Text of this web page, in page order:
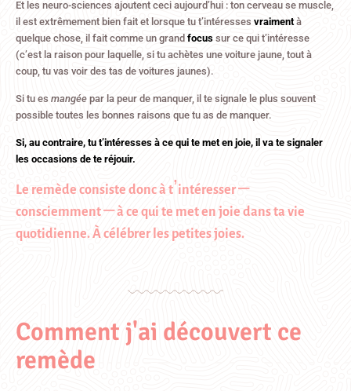
Et les neuro-sciences ajoutent ceci aujourd’hui : ton cerveau se muscle,
il est extrêmement bien fait et lorsque tu t’intéresses vraiment à
quelque chose, il fait comme un grand focus sur ce qui t’intéresse
(c’est la raison pour laquelle, si tu achètes une voiture jaune, tout à
coup, tu vas voir des tas de voitures jaunes).
Si tu es mangée par la peur de manquer, il te signale le plus souvent
possible toutes les bonnes raisons que tu as de manquer.
Si, au contraire, tu t’intéresses à ce qui te met en joie, il va te signaler
les occasions de te réjouir.
Le remède consiste donc à t’intéresser –
consciemment – à ce qui te met en joie dans ta vie
quotidienne. À célébrer les petites joies.
Comment j'ai découvert ce
remède